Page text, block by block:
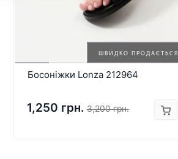
ШВИДКО ПРОДАЄТЬСЯ
Босоніжки Lonza 212964
1,250 грн. 3,200 грн.